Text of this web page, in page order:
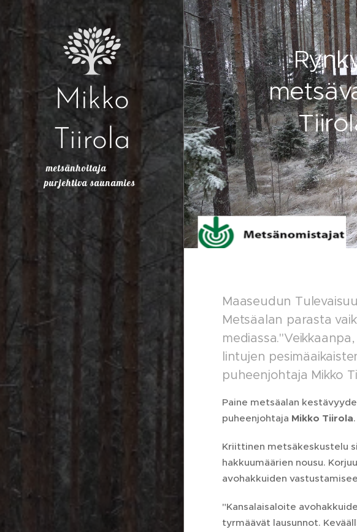
Mikko
Tiirola
metsänhoitaja
purjehtiva saunamies
Maaseudun
Metsäalan parasta
lintujen
puheenjohtaja Mikko
Paine metsäalan
puheenjohtaja Mikko Tiirola.
Kriittinen metsäkeskustelu
hakkuumäärien nousu.
avohakkuiden
"Kansalaisaloite
tyrmäävät lausunnot.